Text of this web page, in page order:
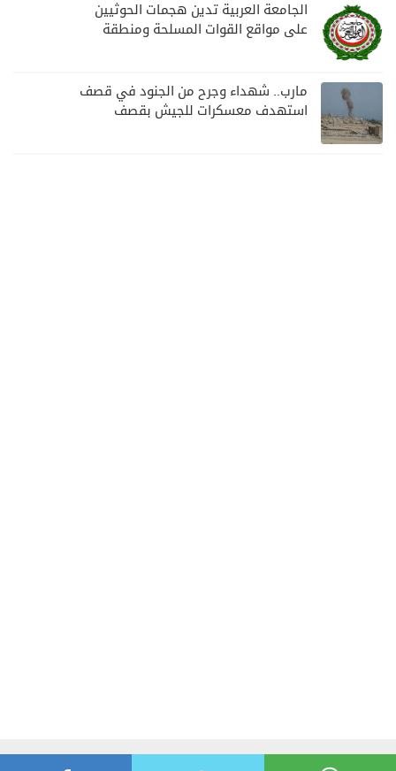
الجامعة العربية تدين هجمات الحوثيين
على مواقع القوات المسلحة ومنطقة
مارب.. شهداء وجرح من الجنود في قصف
استهدف معسكرات للجيش بقصف